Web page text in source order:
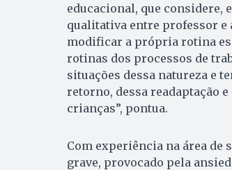
educacional, que considere,
qualitativa entre professor e
modificar a própria rotina
rotinas dos processos de
situações dessa natureza e
retorno, dessa readaptação
crianças”, pontua.
Com experiência na área de
grave, provocado pela